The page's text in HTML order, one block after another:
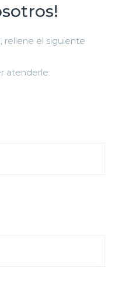
rellene el siguiente
atenderle.